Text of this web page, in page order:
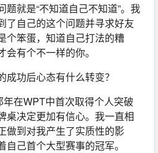
题就是“不知道自己不知道”。我
了自己的这个问题并寻求好友
个笨蛋，知道自己打法的糟
有个不一样的你。
成功后心态有什么转变？
在WPT中首次取得个人突破
桌决定更加有信心。我一直相
做到对我产生了实质性的影
己首个大型赛事的冠军。